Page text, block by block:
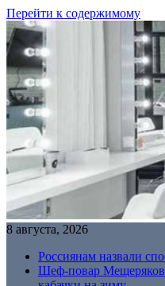
Перейти к содержимому
8 августа, 2026
Россиянам назвали
Шеф-повар Мещеряков